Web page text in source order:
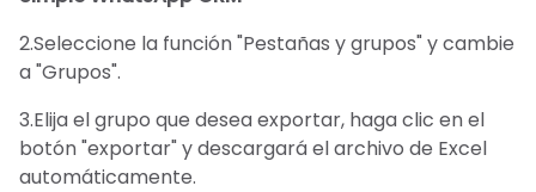
2.Seleccione la función "Pestañas y grupos" y cambie
a "Grupos".
3.Elija el grupo que desea exportar, haga clic en el
botón "exportar" y descargará el archivo de Excel
automáticamente.